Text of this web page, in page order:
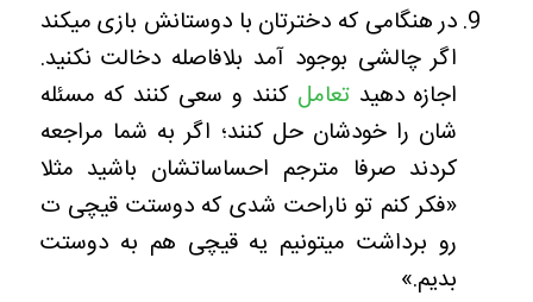
در هنگامی که دخترتان با دوستانش بازی میکند
اگر چالشی بوجود آمد بلافاصله دخالت نکنید.
اجازه دهیدتعامل کنند و سعی کنند که مسئله
شان را خودشان حل کنند؛ اگر به شما مراجعه
کردند صرفا مترجم احساساتشان باشید مثلا
«فکر کنم تو ناراحت شدی که دوستت قیچی ت
رو برداشت میتونیم یه قیچی هم به دوستت
بدیم.»